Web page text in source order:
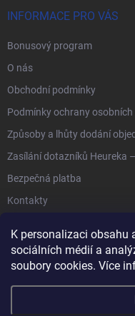
K personalizaci obsahu
sociálních médií a
soubory cookies. Více
INFORMACE PRO VÁS
Bonusový program
O nás
Obchodní podmínky
Podmínky ochrany osobních
Způsoby a lhůty dodání
Zasílání dotazníků Heureka
Bezpečná platba
Kontakty